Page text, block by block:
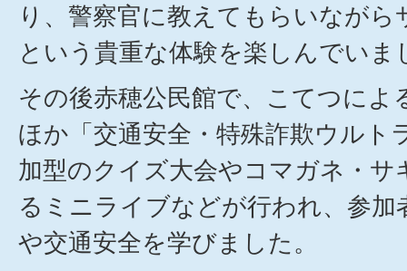
り、警察官に教えてもらいなが
という貴重な体験を楽しんでいま
その後赤穂公民館で、こてつによ
ほか「交通安全・特殊詐欺ウルト
加型のクイズ大会やコマガネ・
るミニライブなどが行われ、参
や交通安全を学びました。